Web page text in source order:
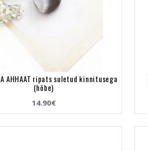
AHHAAT ripats suletud kinnitusega
(hõbe)
14.90€